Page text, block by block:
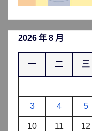
2026 年 8 月
一 二 三
3 4 5
10 11 12